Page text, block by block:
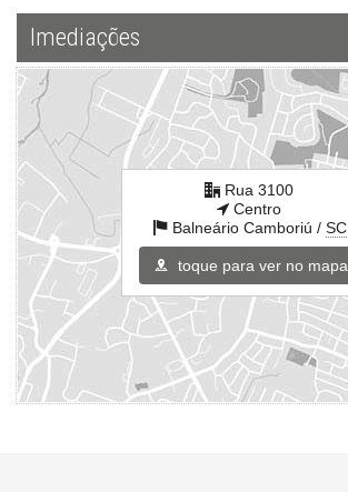
ver mapa abaixo
Imediações
Rua 3100
Centro
Balneário Camboriú / SC
toque para ver no mapa